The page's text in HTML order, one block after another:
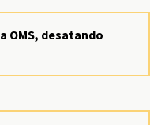
OMS, desatando